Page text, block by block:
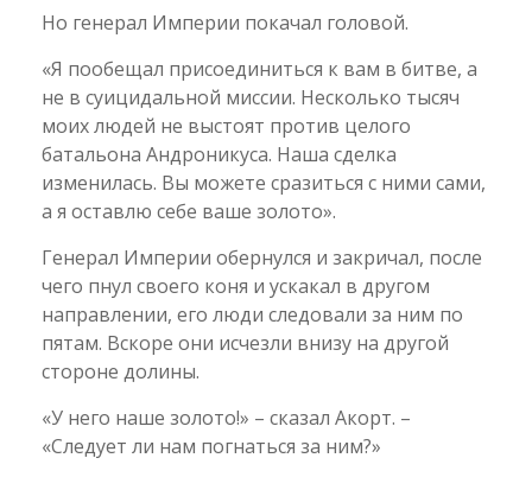
Но генерал Империи покачал головой.
«Я пообещал присоединиться к вам в битве, а
не в суицидальной миссии. Несколько тысяч
моих людей не выстоят против целого
батальона Андроникуса. Наша сделка
изменилась. Вы можете сразиться с ними сами,
а я оставлю себе ваше золото».
Генерал Империи обернулся и закричал, после
чего пнул своего коня и ускакал в другом
направлении, его люди следовали за ним по
пятам. Вскоре они исчезли внизу на другой
стороне долины.
«У него наше золото!» – сказал Акорт. –
«Следует ли нам погнаться за ним?»